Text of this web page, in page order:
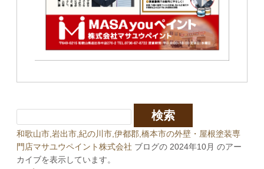
和歌山市,岩出市,紀の川市,伊都郡,橋本市の外壁・屋根塗装専
門店マサユウペイント株式会社 ブログの 2024年10月 のアー
カイブを表示しています。